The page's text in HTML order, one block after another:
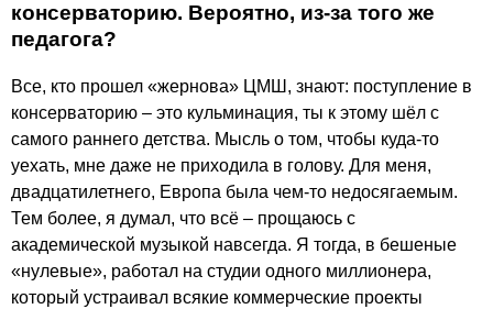
консерваторию. Вероятно, из-за того же
педагога?
Все, кто прошел «жернова» ЦМШ, знают: поступление в
консерваторию – это кульминация, ты к этому шёл с
самого раннего детства. Мысль о том, чтобы куда-то
уехать, мне даже не приходила в голову. Для меня,
двадцатилетнего, Европа была чем-то недосягаемым.
Тем более, я думал, что всё – прощаюсь с
академической музыкой навсегда. Я тогда, в бешеные
«нулевые», работал на студии одного миллионера,
который устраивал всякие коммерческие проекты